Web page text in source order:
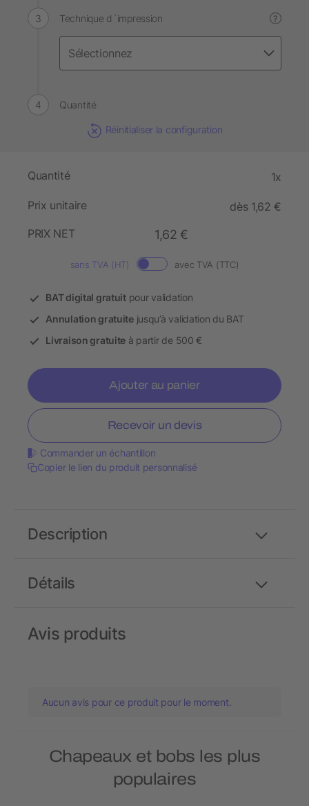
Technique d´impression ?
Quantité
Réinitialiser la configuration
Quantité 1x
Prix unitaire
dès 1,62 €
PRIX NET
1,62 €
sans TVA (HT) avec TVA (TTC)
BAT digital gratuitpour validation
Annulation gratuitejusqu’à validation du BAT
Livraison gratuite à partir de 500 €
Ajouter au panier
Recevoir un devis
Commander un échantillon
Copier le lien du produit personnalisé
Détails
Description
Avis produits
Aucun avis pour ce produit pour le moment.
Chapeaux et bobs les plus
populaires